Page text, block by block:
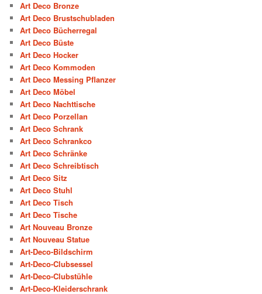
Art Deco Bronze
Art Deco Brustschubladen
Art Deco Bücherregal
Art Deco Büste
Art Deco Hocker
Art Deco Kommoden
Art Deco Messing Pflanzer
Art Deco Möbel
Art Deco Nachttische
Art Deco Porzellan
Art Deco Schrank
Art Deco Schrankco
Art Deco Schränke
Art Deco Schreibtisch
Art Deco Sitz
Art Deco Stuhl
Art Deco Tisch
Art Deco Tische
Art Nouveau Bronze
Art Nouveau Statue
Art-Deco-Bildschirm
Art-Deco-Clubsessel
Art-Deco-Clubstühle
Art-Deco-Kleiderschrank